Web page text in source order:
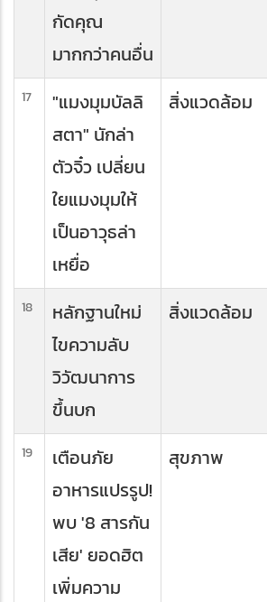
กัดคุณ
มากกว่าคนอื่น
17
"แมงมุมบัลลิ
สตา" นักล่า
ตัวจิ๋ว เปลี่ยน
ใยแมงมุมให้
เป็นอาวุธล่า
เหยื่อ
สิ่งแวดล้อม
18
หลักฐานใหม่
ไขความลับ
วิวัฒนาการ
ขึ้นบก
สิ่งแวดล้อม
19
เตือนภัย
อาหารแปรรูป!
พบ '8 สารกัน
เสีย' ยอดฮิต
เพิ่มความ
สุขภาพ